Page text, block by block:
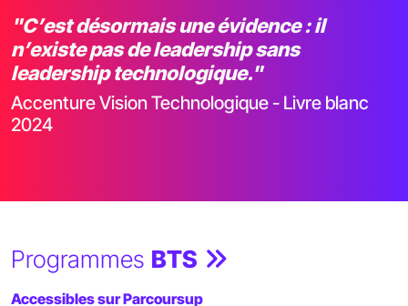
"C’est désormais une évidence : il
n’existe pas de leadership sans
leadership technologique."
Accenture Vision Technologique - Livre blanc
2024
Programmes BTS
Accessibles sur Parcoursup